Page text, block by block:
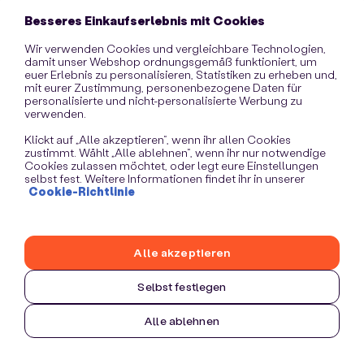
information).
Besseres Einkaufserlebnis mit Cookies
Wir verwenden Cookies und vergleichbare Technologien,
damit unser Webshop ordnungsgemäß funktioniert, um
euer Erlebnis zu personalisieren, Statistiken zu erheben und,
mit eurer Zustimmung, personenbezogene Daten für
personalisierte und nicht-personalisierte Werbung zu
verwenden.
Klickt auf „Alle akzeptieren“, wenn ihr allen Cookies
zustimmt. Wählt „Alle ablehnen“, wenn ihr nur notwendige
Cookies zulassen möchtet, oder legt eure Einstellungen
selbst fest. Weitere Informationen findet ihr in unserer
Cookie-Richtlinie
Selbst festlegen
Alle ablehnen
Alle akzeptieren